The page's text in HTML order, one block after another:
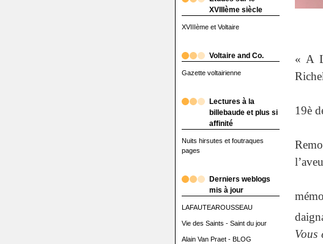
XVIIIème siècle
XVIIIème et Voltaire
Voltaire and Co.
Gazette voltairienne
Lectures à la
billebaude et plus si
affinité
Nuits hirsutes et foutraques
pages
Derniers weblogs
mis à jour
LAFAUTEAROUSSEAU
Vie des Saints - Saint du jour
Alain Van Praet - BLOG
« A
19è
Vous